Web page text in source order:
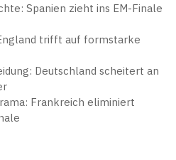
Spanien zieht ins EM-Finale
trifft auf formstarke
Deutschland scheitert an
Frankreich eliminiert